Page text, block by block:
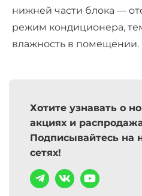
нижней части блока —
режим кондиционера,
влажность в помещении.
Хотите узнавать о
акциях и
Подписывайтесь на
сетях!